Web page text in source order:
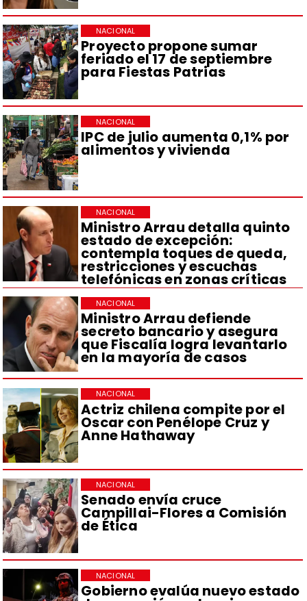
Proyecto propone sumar
feriado el 17 de septiembre
para Fiestas Patrias
NACIONAL
IPC de julio aumenta 0,1% por
alimentos y vivienda
NACIONAL
Ministro Arrau detalla quinto
estado de excepción:
contempla toques de queda,
restricciones y escuchas
telefónicas en zonas críticas
NACIONAL
Ministro Arrau defiende
secreto bancario y asegura
que Fiscalía logra levantarlo
en la mayoría de casos
NACIONAL
Actriz chilena compite por el
Oscar con Penélope Cruz y
Anne Hathaway
NACIONAL
Senado envía cruce
Campillai-Flores a Comisión
de Ética
NACIONAL
Gobierno evalúa nuevo estado
NACIONAL